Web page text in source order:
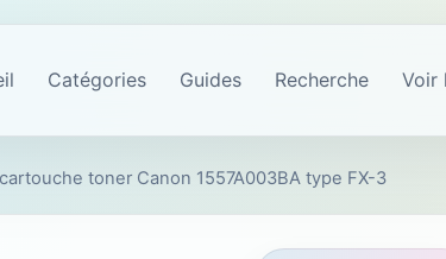
Catégories Guides Recherche Voir
toner Canon 1557A003BA type FX-3